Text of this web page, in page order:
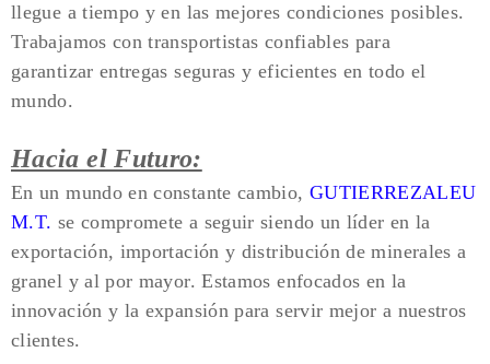
llegue a tiempo y en las mejores condiciones posibles.
Trabajamos con transportistas confiables para
garantizar entregas seguras y eficientes en todo el
mundo.
Hacia el Futuro:
En un mundo en constante cambio, GUTIERREZALEU
M.T. se compromete a seguir siendo un líder en la
exportación, importación y distribución de minerales a
granel y al por mayor. Estamos enfocados en la
innovación y la expansión para servir mejor a nuestros
clientes.